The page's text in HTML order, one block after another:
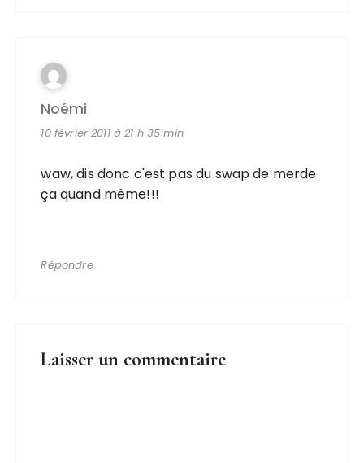
Noémi
10 février 2011 à 21 h 35 min
waw, dis donc c'est pas du swap de merde
ça quand même!!!
Répondre
Laisser un commentaire